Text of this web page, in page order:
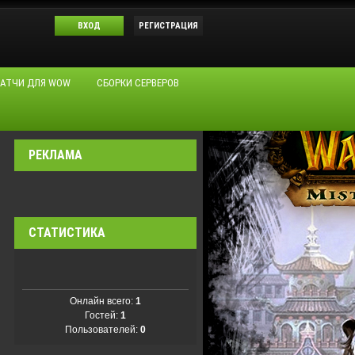
ВХОД РЕГИСТРАЦИЯ
ДЛЯ WOW СБОРКИ СЕРВЕРОВ
РЕКЛАМА
СТАТИСТИКА
Онлайн всего: 1
Гостей: 1
Пользователей: 0